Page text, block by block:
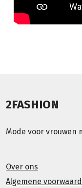
2FASHION
Mode voor vrouwen
Over ons
Algemene